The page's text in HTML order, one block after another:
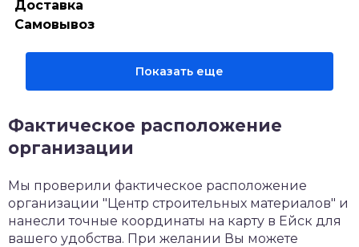
Доставка
Самовывоз
Показать еще
Фактическое расположение
организации
Мы проверили фактическое расположение
организации "Центр строительных материалов" и
нанесли точные координаты на карту в Ейск для
вашего удобства. При желании Вы можете